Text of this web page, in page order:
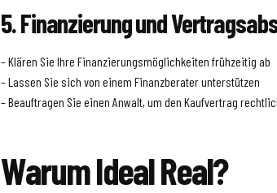
5. Finanzierung und
– Klären Sie Ihre Finanzierungsmöglichkeiten frühzeitig ab
– Lassen Sie sich von einem Finanzberater unterstützen
– Beauftragen Sie einen Anwalt, um den Kaufvertrag
Warum Ideal Real?